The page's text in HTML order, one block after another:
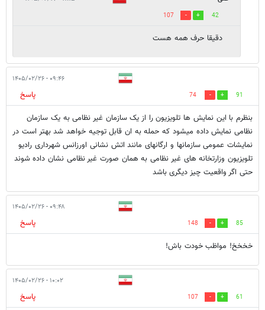
42
107
دقیقا حرف همه هست
۰۹:۴۶ - ۱۴۰۵/۰۲/۲۶
91
74
پاسخ
بنظرم با این نمایش ها تلویزیون را از یک سازمان غیر نظامی به یک سازمان
نظامی نمایش داده میشود که حمله به ان قابل توجیه خواهد شد بهتر است در
نمایشات عمومی سازمانها و ارگانهای مانند اتش نشانی اورزانس شهرداری رادیو
تلویزیون وزارتخانه های غیر نظامی به همان صورت غیر نظامی نشان داده شوند
حتی اگر واقعیت چیز دیگری باشد
۰۹:۴۸ - ۱۴۰۵/۰۲/۲۶
85
148
پاسخ
خخخخ! مواظب خودت باش!
۱۰:۰۲ - ۱۴۰۵/۰۲/۲۶
61
107
پاسخ